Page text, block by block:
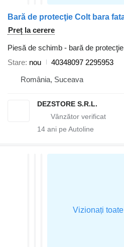
Preț la cerere
Piesă de schimb - bară de protecţie
Stare nou
40348097 2295953
România, Suceava
DEZSTORE S.R.L.
14 ani pe Autoline